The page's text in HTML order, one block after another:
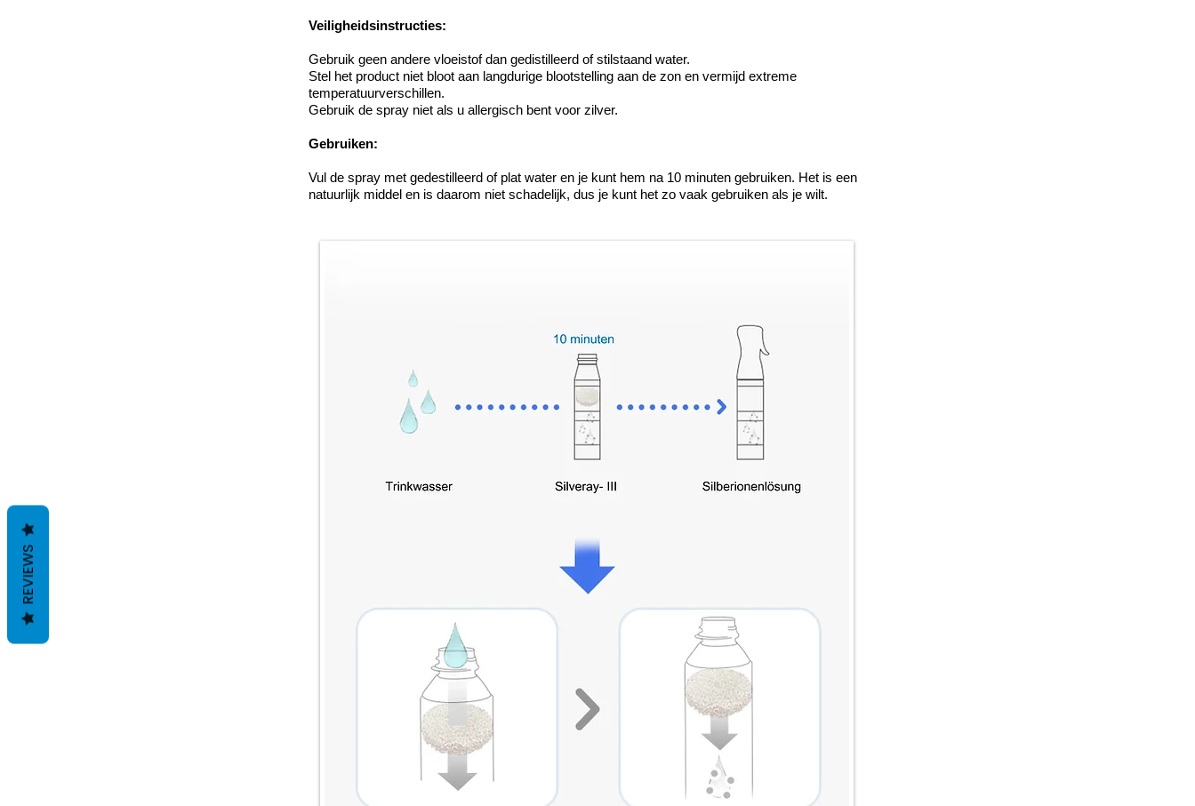
Veiligheidsinstructies:
Gebruik geen andere vloeistof dan gedistilleerd of stilstaand water.
Stel het product niet bloot aan langdurige blootstelling aan de zon en vermijd extreme
temperatuurverschillen.
Gebruik de spray niet als u allergisch bent voor zilver.
Gebruiken:
Vul de spray met gedestilleerd of plat water en je kunt hem na 10 minuten gebruiken. Het is een
natuurlijk middel en is daarom niet schadelijk, dus je kunt het zo vaak gebruiken als je wilt.
REVIEWS